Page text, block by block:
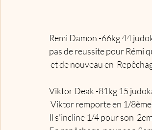
Remi Damon -66kg 44
pas de reussite pour Rémi
et de nouveau en
Viktor Deak -81kg 15
Viktor remporte en 1/
Il s'incline 1/4 pour son